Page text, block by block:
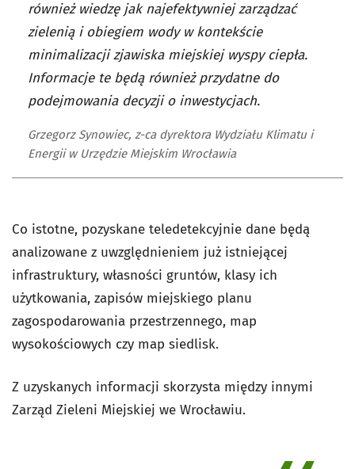
również wiedzę jak najefektywniej zarządzać
zielenią i obiegiem wody w kontekście
minimalizacji zjawiska miejskiej wyspy ciepła.
Informacje te będą również przydatne do
podejmowania decyzji o inwestycjach.
Grzegorz Synowiec, z-ca dyrektora Wydziału Klimatu i
Energii w Urzędzie Miejskim Wrocławia
Co istotne, pozyskane teledetekcyjnie dane będą
analizowane z uwzględnieniem już istniejącej
infrastruktury, własności gruntów, klasy ich
użytkowania, zapisów miejskiego planu
zagospodarowania przestrzennego, map
wysokościowych czy map siedlisk.
Z uzyskanych informacji skorzysta między innymi
Zarząd Zieleni Miejskiej we Wrocławiu.